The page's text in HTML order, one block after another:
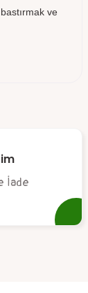
ve
İade